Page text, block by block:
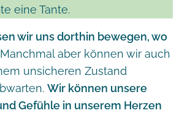
eine Tante.
wir uns dorthin bewegen, wo
Manchmal aber können wir auch
unsicheren Zustand
Wir können unsere
Gefühle in unserem Herzen